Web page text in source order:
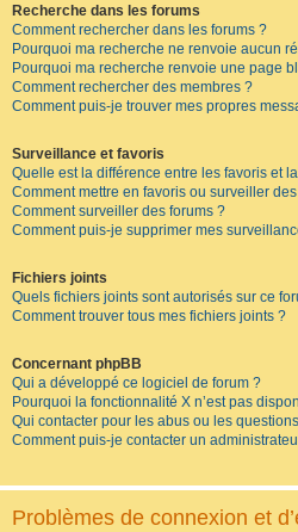
Recherche dans les forums
Comment rechercher dans les forums ?
Pourquoi ma recherche ne renvoie aucun
Pourquoi ma recherche renvoie une page
Comment rechercher des membres ?
Comment puis-je trouver mes propres
Surveillance et favoris
Quelle est la différence entre les favoris et
Comment mettre en favoris ou surveiller
Comment surveiller des forums ?
Comment puis-je supprimer mes
Fichiers joints
Quels fichiers joints sont autorisés sur ce
Comment trouver tous mes fichiers joints ?
Concernant phpBB
Qui a développé ce logiciel de forum ?
Pourquoi la fonctionnalité X n’est pas
Qui contacter pour les abus ou les
Comment puis-je contacter un
Problèmes de connexion et